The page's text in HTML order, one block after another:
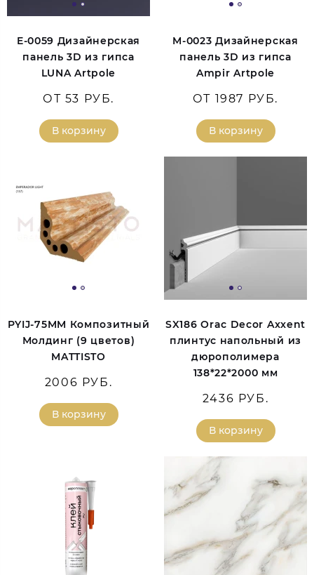
E-0059 Дизайнерская
панель 3D из гипса
LUNA Artpole
ОТ 53 РУБ.
В корзину
M-0023 Дизайнерская
панель 3D из гипса
Ampir Artpole
ОТ 1987 РУБ.
В корзину
PYIJ-75MM Композитный
Молдинг (9 цветов)
MATTISTO
2006 РУБ.
В корзину
SX186 Orac Decor Axxent
плинтус напольный из
дюрополимера
138*22*2000 мм
2436 РУБ.
В корзину